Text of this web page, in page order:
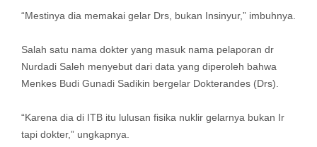
“Mestinya dia memakai gelar Drs, bukan Insinyur,” imbuhnya.
Salah satu nama dokter yang masuk nama pelaporan dr
Nurdadi Saleh menyebut dari data yang diperoleh bahwa
Menkes Budi Gunadi Sadikin bergelar Dokterandes (Drs).
“Karena dia di ITB itu lulusan fisika nuklir gelarnya bukan Ir
tapi dokter,” ungkapnya.